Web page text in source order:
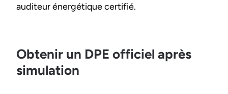
auditeur énergétique certifié.
Obtenir un DPE officiel après
simulation